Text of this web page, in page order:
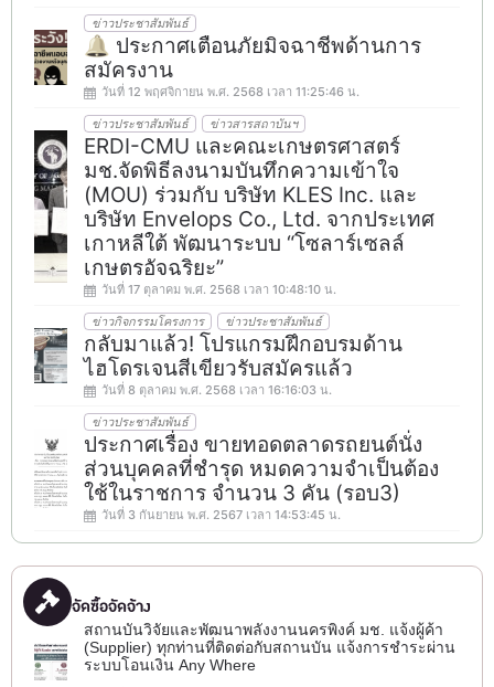
ข่าวประชาสัมพันธ์
🔔 ประกาศเตือนภัยมิจฉาชีพด้านการ
สมัครงาน
วันที่ 12 พฤศจิกายน พ.ศ. 2568 เวลา 11:25:46 น.
ข่าวประชาสัมพันธ์ ข่าวสารสถาบันฯ
ERDI-CMU และคณะเกษตรศาสตร์
มช.จัดพิธีลงนามบันทึกความเข้าใจ
(MOU) ร่วมกับ บริษัท KLES Inc. และ
บริษัท Envelops Co., Ltd. จากประเทศ
เกาหลีใต้ พัฒนาระบบ “โซลาร์เซลล์
เกษตรอัจฉริยะ”
วันที่ 17 ตุลาคม พ.ศ. 2568 เวลา 10:48:10 น.
ข่าวกิจกรรมโครงการ ข่าวประชาสัมพันธ์
กลับมาแล้ว! โปรแกรมฝึกอบรมด้าน
ไฮโดรเจนสีเขียวรับสมัครแล้ว
วันที่ 8 ตุลาคม พ.ศ. 2568 เวลา 16:16:03 น.
ข่าวประชาสัมพันธ์
ประกาศเรื่อง ขายทอดตลาดรถยนต์นั่ง
ส่วนบุคคลที่ชำรุด หมดความจำเป็นต้อง
ใช้ในราชการ จำนวน 3 คัน (รอบ3)
วันที่ 3 กันยายน พ.ศ. 2567 เวลา 14:53:45 น.
จัดซื้อจัดจ้าง
สถานบันวิจัยและพัฒนาพลังงานนครพิงค์ มช. แจ้งผู้ค้า
(Supplier) ทุกท่านที่ติดต่อกับสถานบัน แจ้งการชำระผ่าน
ระบบโอนเงิน Any Where